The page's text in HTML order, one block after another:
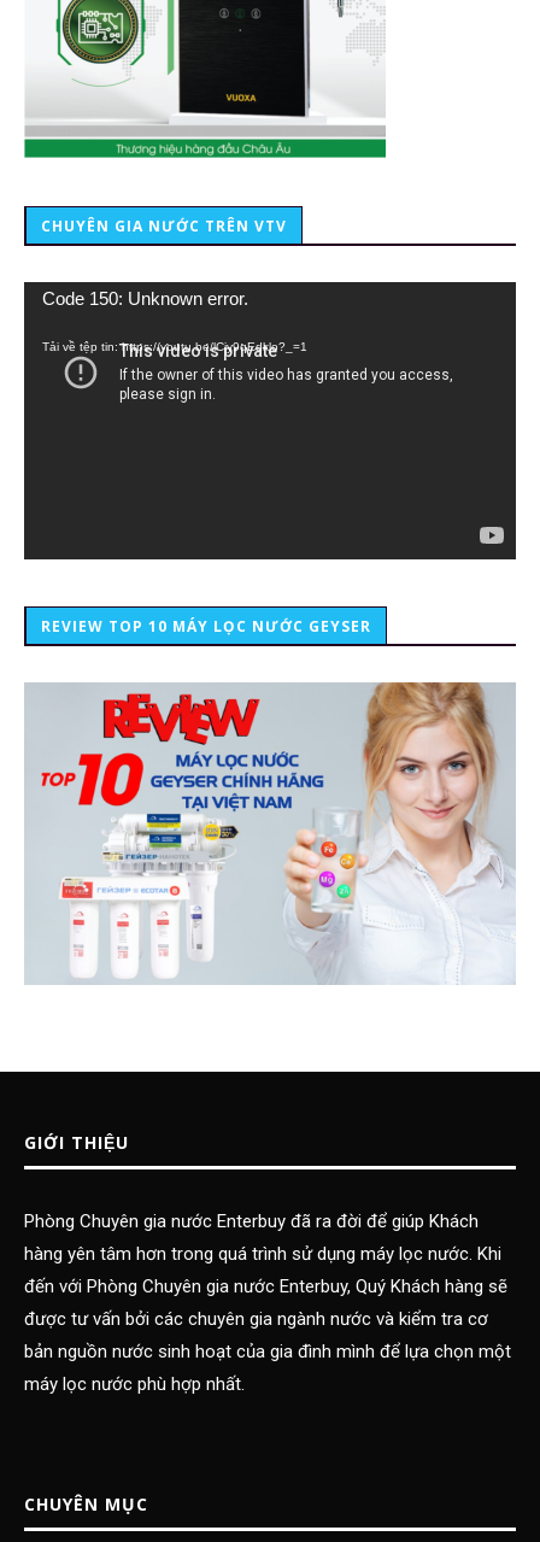
CHUYÊN GIA NƯỚC TRÊN VTV
Trình
Code 150: Unknown error.
Tải về tệp tin: https://youtu.be/lCiy9qEdklo?_=1
REVIEW TOP 10 MÁY LỌC NƯỚC GEYSER
GIỚI THIỆU
Phòng Chuyên gia nước Enterbuy đã ra đời để giúp Khách
hàng yên tâm hơn trong quá trình sử dụng máy lọc nước. Khi
đến với Phòng Chuyên gia nước Enterbuy, Quý Khách hàng sẽ
được tư vấn bởi các chuyên gia ngành nước và kiểm tra cơ
bản nguồn nước sinh hoạt của gia đình mình để lựa chọn một
máy lọc nước phù hợp nhất.
CHUYÊN MỤC